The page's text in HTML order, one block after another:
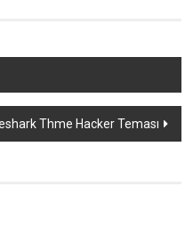
Thme Hacker Teması